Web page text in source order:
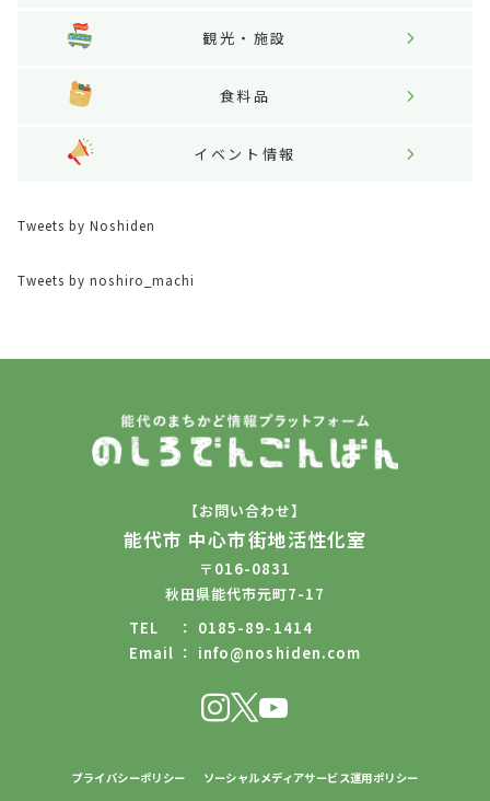
観光・施設
食料品
イベント情報
Tweets by Noshiden
Tweets by noshiro_machi
【お問い合わせ】
能代市 中心市街地活性化室
〒016-0831
秋田県能代市元町7-17
TEL
0185-89-1414
Email
info@noshiden.com
プライバシーポリシー ソーシャルメディアサービス運用ポリシー